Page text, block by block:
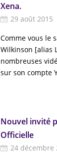
Xena.
29 août 2015
Comme vous le
Wilkinson [alias
nombreuses
sur son compte
Nouvel invité
Officielle
24 décembre